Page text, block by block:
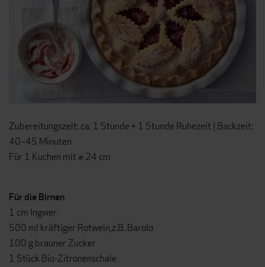
Zubereitungszeit: ca. 1 Stunde + 1 Stunde Ruhezeit | Backzeit:
40–45 Minuten
Für 1 Kuchen mit ⌀ 24 cm
Für die Birnen
1 cm Ingwer
500 ml kräftiger Rotwein,z.B. Barolo
100 g brauner Zucker
1 Stück Bio-Zitronenschale